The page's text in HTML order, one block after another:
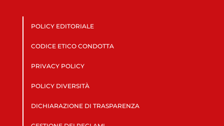
POLICY EDITORIALE
CODICE ETICO CONDOTTA
PRIVACY POLICY
POLICY DIVERSITÀ
DICHIARAZIONE DI TRASPARENZA